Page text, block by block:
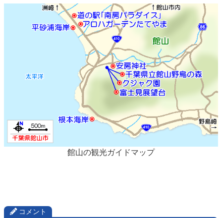
館山の観光ガイドマップ
コメント